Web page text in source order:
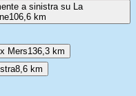
a sinistra su La
106,6 km
Mers136,3 km
8,6 km